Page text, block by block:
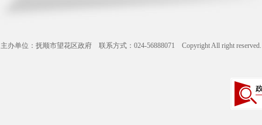
主办单位：抚顺市望花区政府 联系方式：024-56888071 Copyright All right